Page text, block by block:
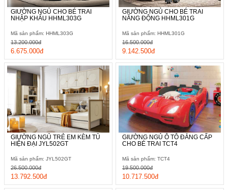
GIƯỜNG NGỦ CHO BÉ TRAI
NHẬP KHẨU HHML303G
Mã sản phẩm: HHML303G
6.675.000đ
13.200.000đ
GIƯỜNG NGỦ CHO BÉ TRAI
NĂNG ĐỘNG HHML301G
Mã sản phẩm: HHML301G
9.142.500đ
16.500.000đ
GIƯỜNG NGỦ TRẺ EM KÈM TỦ
HIỆN ĐẠI JYL502GT
Mã sản phẩm: JYL502GT
13.792.500đ
26.500.000đ
GIƯỜNG NGỦ Ô TÔ ĐẲNG CẤP
CHO BÉ TRAI TCT4
Mã sản phẩm: TCT4
10.717.500đ
19.500.000đ